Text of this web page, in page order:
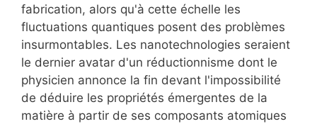
fabrication, alors qu'à cette échelle les
fluctuations quantiques posent des problèmes
insurmontables. Les nanotechnologies seraient
le dernier avatar d'un réductionnisme dont le
physicien annonce la fin devant l'impossibilité
de déduire les propriétés émergentes de la
matière à partir de ses composants atomiques